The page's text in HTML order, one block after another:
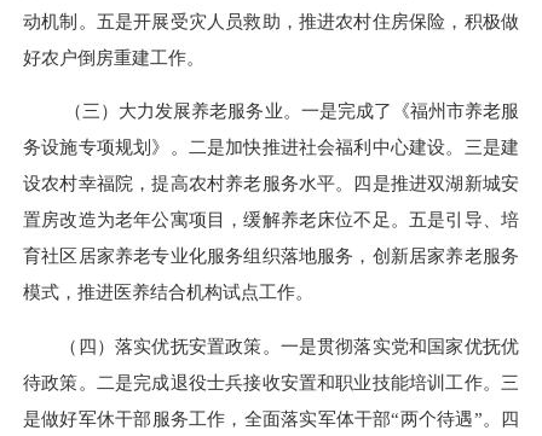
动机制。五是开展受灾人员救助， 推进农村住房保险， 积极做
好农户倒房重建工作。
（三）大力发展养老服务业。 一是完成了 《福州市养老服
务设施专项规划》。二是加快推进社会福利中心建设。 三是建
设农村幸福院，提高农村养老服务水平。四是推进双湖新城安
置房改造为老年公寓项目，缓解养老床位不足。五是引导、培
育社区居家养老专业化服务组织落地服务， 创新居家养老服务
模式，推进医养结合机构试点工作。
（四）落实优抚安置政策。 一是贯彻落实党和国家优抚优
待政策。二是完成退役士兵接收安置和职业技能培训工作。三
是做好军休干部服务工作，全面落实军体干部“两个待遇”。四